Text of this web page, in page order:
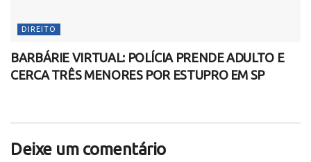
DIREITO
BARBÁRIE VIRTUAL: POLÍCIA PRENDE ADULTO E
CERCA TRÊS MENORES POR ESTUPRO EM SP
Deixe um comentário